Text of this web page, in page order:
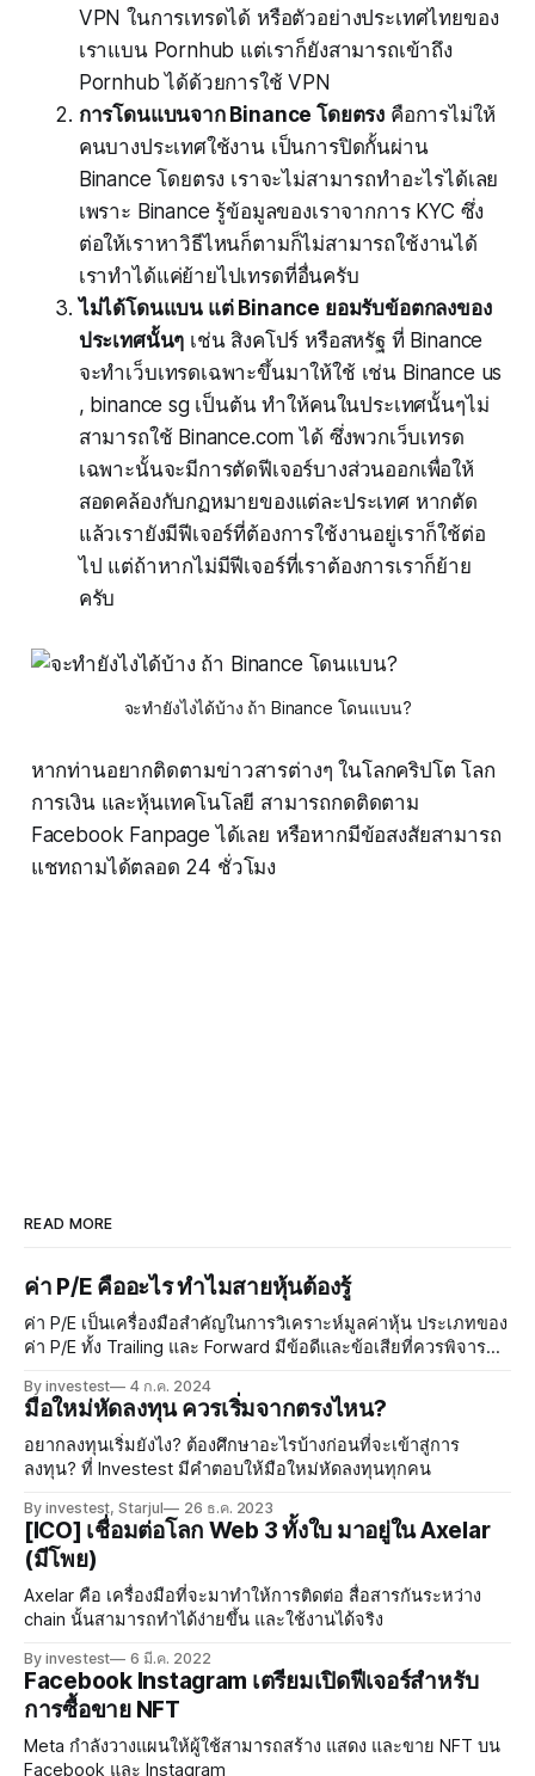
VPN ในการเทรดได้ หรือตัวอย่างประเทศไทยของ
เราแบน Pornhub แต่เราก็ยังสามารถเข้าถึง
Pornhub ได้ด้วยการใช้ VPN
การโดนแบนจาก Binance โดยตรง คือการไม่ให้
คนบางประเทศใช้งาน เป็นการปิดกั้นผ่าน
Binance โดยตรง เราจะไม่สามารถทำอะไรได้เลย
เพราะ Binance รู้ข้อมูลของเราจากการ KYC ซึ่ง
ต่อให้เราหาวิธีไหนก็ตามก็ไม่สามารถใช้งานได้
เราทำได้แค่ย้ายไปเทรดที่อื่นครับ
ไม่ได้โดนแบน แต่ Binance ยอมรับข้อตกลงของ
ประเทศนั้นๆ เช่น สิงคโปร์ หรือสหรัฐ ที่ Binance
จะทำเว็บเทรดเฉพาะขึ้นมาให้ใช้ เช่น Binance us
, binance sg เป็นต้น ทำให้คนในประเทศนั้นๆไม่
สามารถใช้ Binance.com ได้ ซึ่งพวกเว็บเทรด
เฉพาะนั้นจะมีการตัดฟีเจอร์บางส่วนออกเพื่อให้
สอดคล้องกับกฏหมายของแต่ละประเทศ หากตัด
แล้วเรายังมีฟีเจอร์ที่ต้องการใช้งานอยู่เราก็ใช้ต่อ
ไป แต่ถ้าหากไม่มีฟีเจอร์ที่เราต้องการเราก็ย้าย
ครับ
จะทำยังไงได้บ้าง ถ้า Binance โดนแบน?
หากท่านอยากติดตามข่าวสารต่างๆ ในโลกคริปโต โลก
การเงิน และหุ้นเทคโนโลยี สามารถกดติดตาม
Facebook Fanpage ได้เลย หรือหากมีข้อสงสัยสามารถ
แชทถามได้ตลอด 24 ชั่วโมง
READ MORE
ค่า P/E คืออะไร ทำไมสายหุ้นต้องรู้
ค่า P/E เป็นเครื่องมือสำคัญในการวิเคราะห์มูลค่าหุ้น ประเภทของ
ค่า P/E ทั้ง Trailing และ Forward มีข้อดีและข้อเสียที่ควรพิจารณา
ซ้อนสามารถเสริมสร้างความมั่นใจในการลงทุน การบริหารความ
เสี่ยงเป็นสิ่งจำเป็นในการปกป้องผลประโยชน์ของนักลงทุน
By investest 4 ก.ค. 2024
มือใหม่หัดลงทุน ควรเริ่มจากตรงไหน?
อยากลงทุนเริ่มยังไง? ต้องศึกษาอะไรบ้างก่อนที่จะเข้าสู่การ
ลงทุน? ที่ Investest มีคำตอบให้มือใหม่หัดลงทุนทุกคน
By investest, Starjul 26 ธ.ค. 2023
[ICO] เชื่อมต่อโลก Web 3 ทั้งใบ มาอยู่ใน Axelar
(มีโพย)
Axelar คือ เครื่องมือที่จะมาทำให้การติดต่อ สื่อสารกันระหว่าง
chain นั้นสามารถทำได้ง่ายขึ้น และใช้งานได้จริง
By investest 6 มี.ค. 2022
Facebook Instagram เตรียมเปิดฟีเจอร์สำหรับ
การซื้อขาย NFT
Meta กำลังวางแผนให้ผู้ใช้สามารถสร้าง แสดง และขาย NFT บน
Facebook และ Instagram